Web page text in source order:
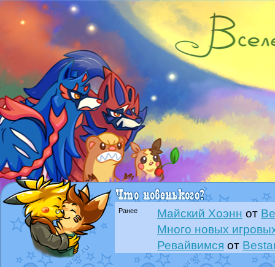
Ранее Майский Хоэнн от
Много новых
Ревайвимся от
Всё, трындец